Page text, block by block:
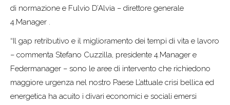
di normazione e Fulvio D’Alvia – direttore generale
4.Manager .
“Il gap retributivo e il miglioramento dei tempi di vita e lavoro
– commenta Stefano Cuzzilla, presidente 4.Manager e
Federmanager – sono le aree di intervento che richiedono
maggiore urgenza nel nostro Paese L’attuale crisi bellica ed
energetica ha acuito i divari economici e sociali emersi